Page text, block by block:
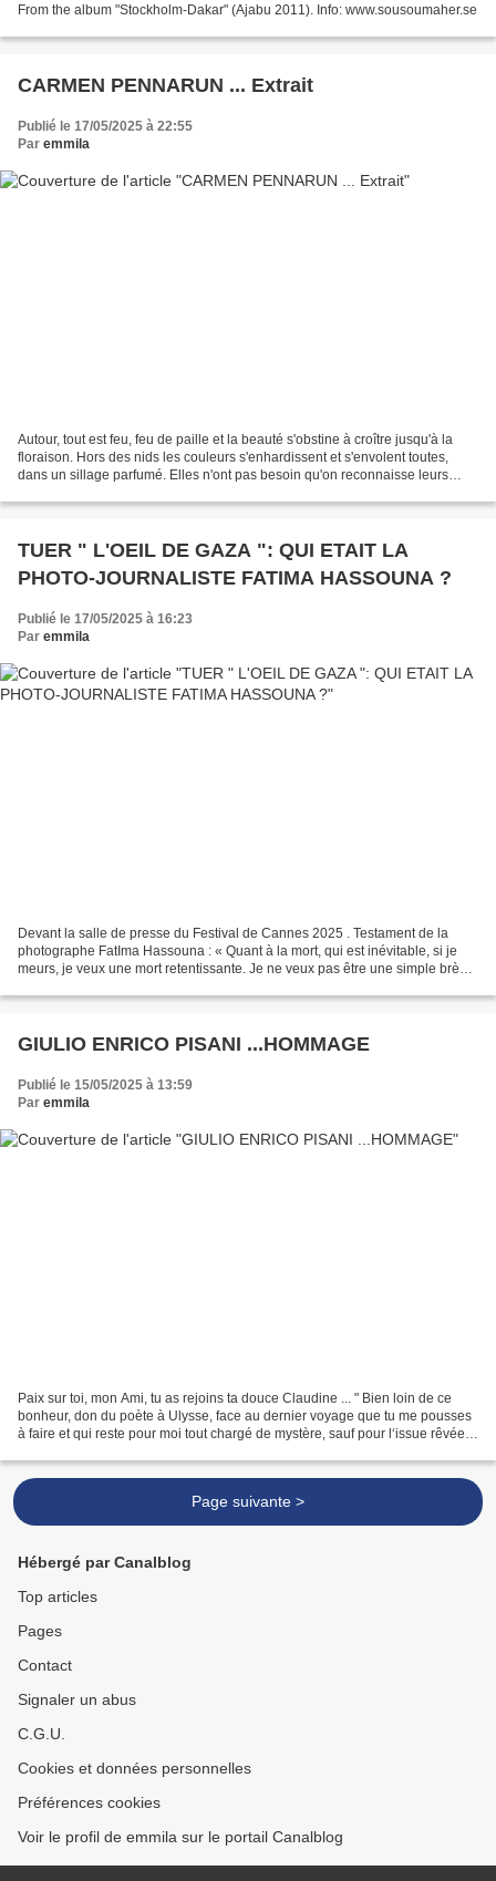
From the album "Stockholm-Dakar" (Ajabu 2011). Info: www.sousoumaher.se
CARMEN PENNARUN ... Extrait
Publié le 17/05/2025 à 22:55
Par emmila
Autour, tout est feu, feu de paille et la beauté s'obstine à croître jusqu'à la
floraison. Hors des nids les couleurs s'enhardissent et s'envolent toutes,
dans un sillage parfumé. Elles n'ont pas besoin qu'on reconnaisse leurs
TUER " L'OEIL DE GAZA ": QUI ETAIT LA
PHOTO-JOURNALISTE FATIMA HASSOUNA ?
Publié le 17/05/2025 à 16:23
Par emmila
Devant la salle de presse du Festival de Cannes 2025 . Testament de la
photographe FatIma Hassouna : « Quant à la mort, qui est inévitable, si je
meurs, je veux une mort retentissante. Je ne veux pas être une simple brève
GIULIO ENRICO PISANI ...HOMMAGE
Publié le 15/05/2025 à 13:59
Par emmila
Paix sur toi, mon Ami, tu as rejoins ta douce Claudine ... " Bien loin de ce
bonheur, don du poète à Ulysse, face au dernier voyage que tu me pousses
à faire et qui reste pour moi tout chargé de mystère, sauf pour l‘issue rêvée :
Page suivante >
Hébergé par Canalblog
Top articles
Pages
Contact
Signaler un abus
C.G.U.
Cookies et données personnelles
Préférences cookies
Voir le profil de emmila sur le portail Canalblog